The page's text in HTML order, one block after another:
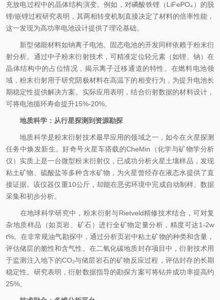
充放电过程中的晶体结构演变。例如，对磷酸铁锂（LiFePO₄）的脱
锂/嵌锂过程研究表明，其两相转变机制直接决定了材料的倍率性能，
这一发现为高功率电池设计提供了理论基础。
新型储能材料如钠离子电池、固态电池的开发同样依赖于粉末衍
射分析。通过中子粉末衍射技术，可精准定位轻元素（如锂、钠）在
晶体结构中的占位情况，揭示离子迁移通道的特性。在燃料电池领
域，粉末衍射用于研究阴极材料在高温下的相变行为，为提升电池长
期稳定性提供解决方案。实际应用表明，结合衍射数据的材料设计，
可将电池循环寿命提升15%-20%。
地质科学：从行星探测到资源勘探
地质科学是粉末衍射技术最早应用的领域之一，如今在火星探测
任务中焕发新生。好奇号火星车搭载的CheMin（化学与矿物学分析
仪）实质上是一台微型粉末衍射仪，已成功分析火星土壤样品，发现
粘土矿物、硫酸盐等多种含水矿物，为火星曾经存在液态水提供了直
接证据。该仪器仅重10公斤，却能在恶劣环境中完成自动制样、数据
采集和初步分析。
在地球科学研究中，粉末衍射与Rietveld精修技术结合，可对复
杂地质样品（如页岩、矿石）进行全矿物定量分析，精度可达1-2w
t%。在非常规油气勘探中，通过分析页岩中粘土矿物的种类和含量，
评估储层的脆性和含气性。在二氧化碳地质封存项目中，衍射技术用
于监测注入地下的CO₂与储层岩石的矿物反应过程，评估封存的长期
稳定性。研究表明，衍射数据指导的勘探方案可将钻井成功率提高约
25%。